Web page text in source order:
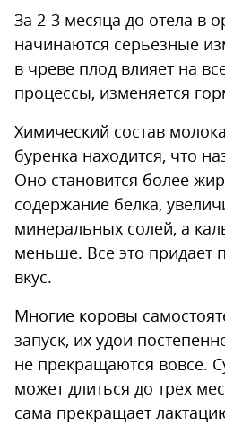
За 2-3 месяца до отела в
начинаются серьезные
в чреве плод влияет на
процессы, изменяется
Химический состав
буренка находится, что
Оно становится более
содержание белка,
минеральных солей, а
меньше. Все это придает
вкус.
Многие коровы
запуск, их удои
не прекращаются вовсе.
может длиться до трех
сама прекращает